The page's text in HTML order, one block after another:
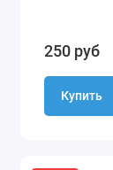
250 руб
Купить